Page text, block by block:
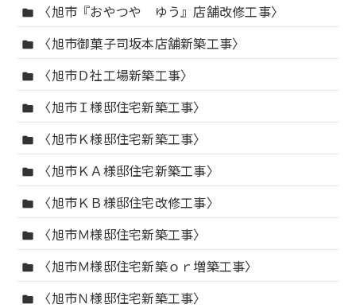
folder 〈旭市『おやつや ゆう』店舗改修工事〉
folder 〈旭市御菓子司坂本店舗新築工事〉
folder 〈旭市Ｄ社工場新築工事〉
folder 〈旭市Ｉ様邸住宅新築工事〉
folder 〈旭市Ｋ様邸住宅新築工事〉
folder 〈旭市ＫＡ様邸住宅新築工事〉
folder 〈旭市ＫＢ様邸住宅改修工事〉
folder 〈旭市Ｍ様邸住宅新築工事〉
folder 〈旭市Ｍ様邸住宅新築ｏｒ増築工事〉
folder 〈旭市Ｎ様邸住宅新築工事〉